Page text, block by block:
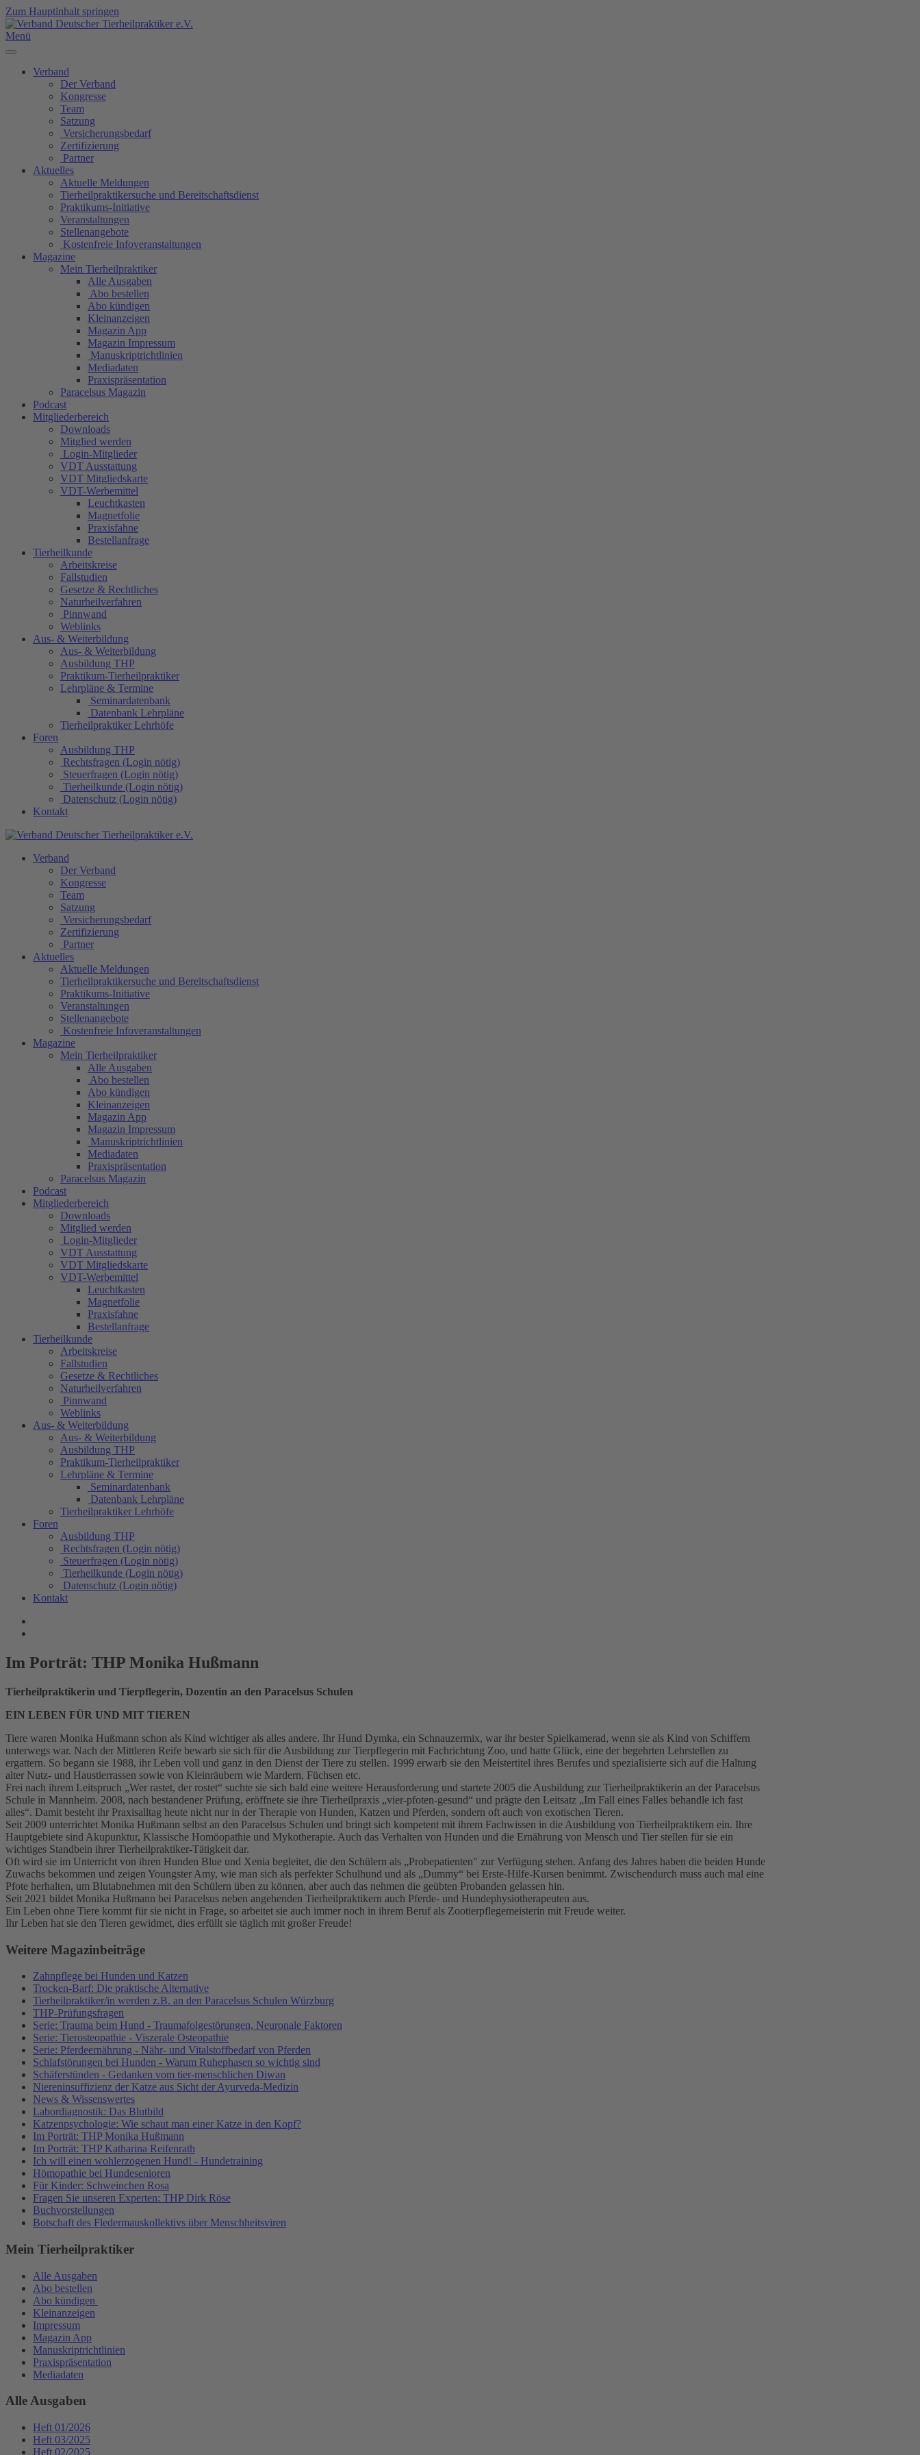
Zum Hauptinhalt springen
Menü
Verband
Der Verband
Kongresse
Team
Satzung
Versicherungsbedarf
Zertifizierung
Partner
Aktuelles
Aktuelle Meldungen
Tierheilpraktikersuche und Bereitschaftsdienst
Praktikums-Initiative
Veranstaltungen
Stellenangebote
Kostenfreie Infoveranstaltungen
Magazine
Mein Tierheilpraktiker
Alle Ausgaben
Abo bestellen
Abo kündigen
Kleinanzeigen
Magazin App
Magazin Impressum
Manuskriptrichtlinien
Mediadaten
Praxispräsentation
Paracelsus Magazin
Podcast
Mitgliederbereich
Downloads
Mitglied werden
Login-Mitglieder
VDT Ausstattung
VDT Mitgliedskarte
VDT-Werbemittel
Leuchtkasten
Magnetfolie
Praxisfahne
Bestellanfrage
Tierheilkunde
Arbeitskreise
Fallstudien
Gesetze & Rechtliches
Naturheilverfahren
Pinnwand
Weblinks
Aus- & Weiterbildung
Aus- & Weiterbildung
Ausbildung THP
Praktikum-Tierheilpraktiker
Lehrpläne & Termine
Seminardatenbank
Datenbank Lehrpläne
Tierheilpraktiker Lehrhöfe
Foren
Ausbildung THP
Rechtsfragen (Login nötig)
Steuerfragen (Login nötig)
Tierheilkunde (Login nötig)
Datenschutz (Login nötig)
Kontakt
Verband
Der Verband
Kongresse
Team
Satzung
Versicherungsbedarf
Zertifizierung
Partner
Aktuelles
Aktuelle Meldungen
Tierheilpraktikersuche und Bereitschaftsdienst
Praktikums-Initiative
Veranstaltungen
Stellenangebote
Kostenfreie Infoveranstaltungen
Magazine
Mein Tierheilpraktiker
Alle Ausgaben
Abo bestellen
Abo kündigen
Kleinanzeigen
Magazin App
Magazin Impressum
Manuskriptrichtlinien
Mediadaten
Praxispräsentation
Paracelsus Magazin
Podcast
Mitgliederbereich
Downloads
Mitglied werden
Login-Mitglieder
VDT Ausstattung
VDT Mitgliedskarte
VDT-Werbemittel
Leuchtkasten
Magnetfolie
Praxisfahne
Bestellanfrage
Tierheilkunde
Arbeitskreise
Fallstudien
Gesetze & Rechtliches
Naturheilverfahren
Pinnwand
Weblinks
Aus- & Weiterbildung
Aus- & Weiterbildung
Ausbildung THP
Praktikum-Tierheilpraktiker
Lehrpläne & Termine
Seminardatenbank
Datenbank Lehrpläne
Tierheilpraktiker Lehrhöfe
Foren
Ausbildung THP
Rechtsfragen (Login nötig)
Steuerfragen (Login nötig)
Tierheilkunde (Login nötig)
Datenschutz (Login nötig)
Kontakt
Im Porträt: THP Monika Hußmann
Tierheilpraktikerin und Tierpflegerin, Dozentin an den Paracelsus Schulen
EIN LEBEN FÜR UND MIT TIEREN
Tiere waren Monika Hußmann schon als Kind wichtiger als alles andere. Ihr Hund Dymka, ein Schnauzermix, war ihr bester Spielkamerad, wenn sie als Kind von Schiffern
unterwegs war. Nach der Mittleren Reife bewarb sie sich für die Ausbildung zur Tierpflegerin mit Fachrichtung Zoo, und hatte Glück, eine der begehrten Lehrstellen zu
ergattern. So begann sie 1988, ihr Leben voll und ganz in den Dienst der Tiere zu stellen. 1999 erwarb sie den Meistertitel ihres Berufes und spezialisierte sich auf die Haltung
alter Nutz- und Haustierrassen sowie von Kleinräubern wie Mardern, Füchsen etc.
Frei nach ihrem Leitspruch „Wer rastet, der rostet“ suchte sie sich bald eine weitere Herausforderung und startete 2005 die Ausbildung zur Tierheilpraktikerin an der Paracelsus
Schule in Mannheim. 2008, nach bestandener Prüfung, eröffnete sie ihre Tierheilpraxis „vier-pfoten-gesund“ und prägte den Leitsatz „Im Fall eines Falles behandle ich fast
alles“. Damit besteht ihr Praxisalltag heute nicht nur in der Therapie von Hunden, Katzen und Pferden, sondern oft auch von exotischen Tieren.
Seit 2009 unterrichtet Monika Hußmann selbst an den Paracelsus Schulen und bringt sich kompetent mit ihrem Fachwissen in die Ausbildung von Tierheilpraktikern ein. Ihre
Hauptgebiete sind Akupunktur, Klassische Homöopathie und Mykotherapie. Auch das Verhalten von Hunden und die Ernährung von Mensch und Tier stellen für sie ein
wichtiges Standbein ihrer Tierheilpraktiker-Tätigkeit dar.
Oft wird sie im Unterricht von ihren Hunden Blue und Xenia begleitet, die den Schülern als „Probepatienten" zur Verfügung stehen. Anfang des Jahres haben die beiden Hunde
Zuwachs bekommen und zeigen Youngster Amy, wie man sich als perfekter Schulhund und als „Dummy“ bei Erste-Hilfe-Kursen benimmt. Zwischendurch muss auch mal eine
Pfote herhalten, um Blutabnehmen mit den Schülern üben zu können, aber auch das nehmen die geübten Probanden gelassen hin.
Seit 2021 bildet Monika Hußmann bei Paracelsus neben angehenden Tierheilpraktikern auch Pferde- und Hundephysiotherapeuten aus.
Ein Leben ohne Tiere kommt für sie nicht in Frage, so arbeitet sie auch immer noch in ihrem Beruf als Zootierpflegemeisterin mit Freude weiter.
Ihr Leben hat sie den Tieren gewidmet, dies erfüllt sie täglich mit großer Freude!
Weitere Magazinbeiträge
Zahnpflege bei Hunden und Katzen
Trocken-Barf: Die praktische Alternative
Tierheilpraktiker/in werden z.B. an den Paracelsus Schulen Würzburg
THP-Prüfungsfragen
Serie: Trauma beim Hund - Traumafolgestörungen, Neuronale Faktoren
Serie: Tierosteopathie - Viszerale Osteopathie
Serie: Pferdeernährung - Nähr- und Vitalstoffbedarf von Pferden
Schlafstörungen bei Hunden - Warum Ruhephasen so wichtig sind
Schäferstünden - Gedanken vom tier-menschlichen Diwan
Niereninsuffizienz der Katze aus Sicht der Ayurveda-Medizin
News & Wissenswertes
Labordiagnostik: Das Blutbild
Katzenpsychologie: Wie schaut man einer Katze in den Kopf?
Im Porträt: THP Monika Hußmann
Im Porträt: THP Katharina Reifenrath
Ich will einen wohlerzogenen Hund! - Hundetraining
Hömopathie bei Hundesenioren
Für Kinder: Schweinchen Rosa
Fragen Sie unseren Experten: THP Dirk Röse
Buchvorstellungen
Botschaft des Fledermauskollektivs über Menschheitsviren
Mein Tierheilpraktiker
Alle Ausgaben
Abo bestellen
Abo kündigen
Kleinanzeigen
Impressum
Magazin App
Manuskriptrichtlinien
Praxispräsentation
Mediadaten
Alle Ausgaben
Heft 01/2026
Heft 03/2025
Heft 02/2025